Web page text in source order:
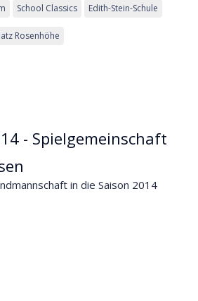
School Classics Edith-Stein-Schule
Rosenhöhe
- Spielgemeinschaft
in die Saison 2014